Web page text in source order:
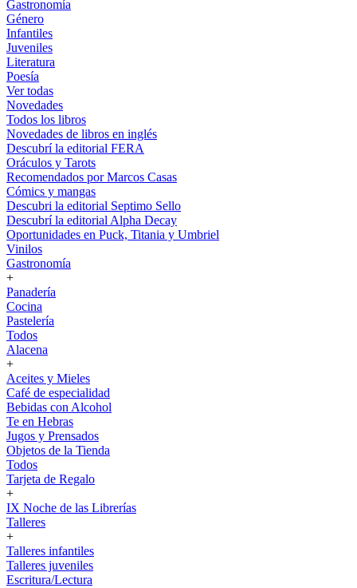
Gastronomía
Género
Infantiles
Juveniles
Literatura
Poesía
Ver todas
Novedades
Todos los libros
Novedades de libros en inglés
Descubrí la editorial FERA
Oráculos y Tarots
Recomendados por Marcos Casas
Cómics y mangas
Descubri la editorial Septimo Sello
Descubrí la editorial Alpha Decay
Oportunidades en Puck, Titania y Umbriel
Vinilos
Gastronomía
+
Panadería
Cocina
Pastelería
Todos
Alacena
+
Aceites y Mieles
Café de especialidad
Bebidas con Alcohol
Te en Hebras
Jugos y Prensados
Objetos de la Tienda
Todos
Tarjeta de Regalo
+
IX Noche de las Librerías
Talleres
+
Talleres infantiles
Talleres juveniles
Escritura/Lectura